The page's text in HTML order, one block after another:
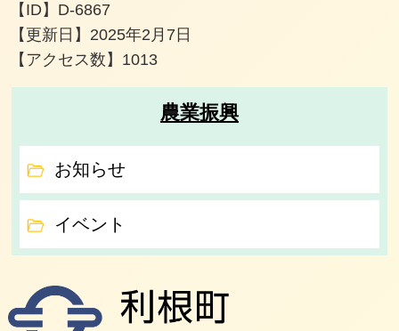
【ID】 D-6867
【更新日】 2025年2月7日
【アクセス数】 1013
農業振興
お知らせ
イベント